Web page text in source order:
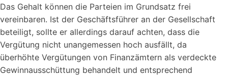
Das Gehalt können die Parteien im Grundsatz frei
vereinbaren. Ist der Geschäftsführer an der Gesellschaft
beteiligt, sollte er allerdings darauf achten, dass die
Vergütung nicht unangemessen hoch ausfällt, da
überhöhte Vergütungen von Finanzämtern als verdeckte
Gewinnausschüttung behandelt und entsprechend